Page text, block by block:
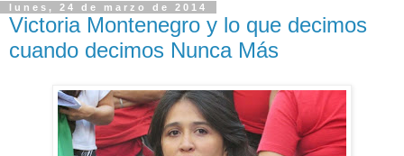
lunes, 24 de marzo de 2014
Victoria Montenegro y lo que decimos
cuando decimos Nunca Más